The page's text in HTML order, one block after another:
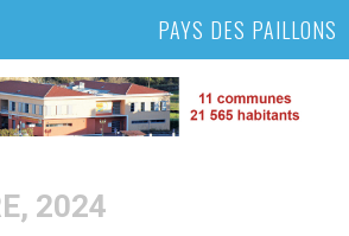
PAYS DES PAILLONS
2024